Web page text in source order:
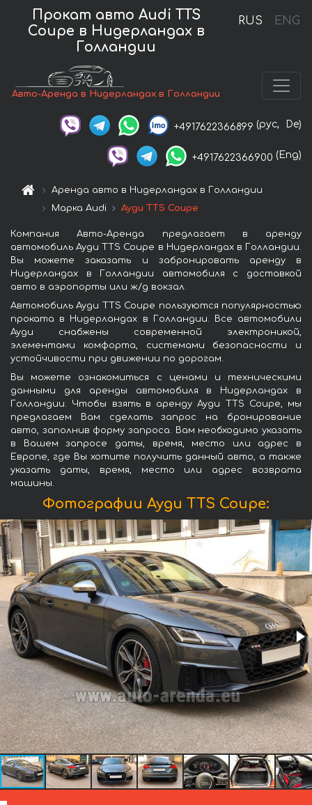
RUS ENG
Прокат авто Audi TTS
Coupe в Нидерландах в
Голландии
Авто-Аренда в Нидерландах в Голландии
+4917622366899 (рус, De)
+4917622366900 (Eng)
Аренда авто в Нидерландах в Голландии
Марка Audi
Ауди TTS Coupe
Компания Авто-Аренда предлагает в аренду
автомобиль Ауди TTS Coupe в Нидерландах в Голландии.
Вы можете заказать и забронировать аренду в
Нидерландах в Голландии автомобиля с доставкой
авто в аэропорты или ж/д вокзал.
Автомобиль Ауди TTS Coupe пользуются популярностью
проката в Нидерландах в Голландии. Все автомобили
Ауди снабжены современной электроникой,
элементами комфорта, системами безопасности и
устойчивости при движении по дорогам.
Вы можете ознакомиться с ценами и техническими
данными для аренды автомобиля в Нидерландах в
Голландии. Чтобы взять в аренду Ауди TTS Coupe, мы
предлагаем Вам сделать запрос на бронирование
авто, заполнив форму запроса. Вам необходимо указать
в Вашем запросе даты, время, место или адрес в
Европе, где Вы хотите получить данный авто, а также
указать даты, время, место или адрес возврата
машины.
Фотографии Ауди TTS Coupe: